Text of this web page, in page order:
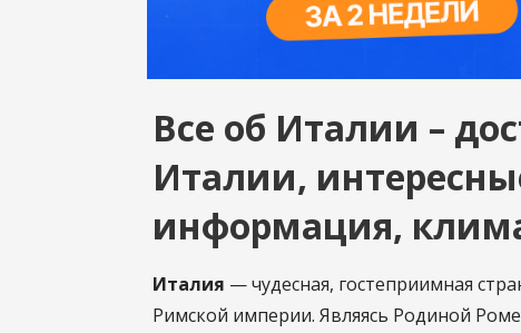
Все об Италии –
Италии,
информация,
Италия — чудесная, гостеприимная
Римской империи. Являясь Родиной